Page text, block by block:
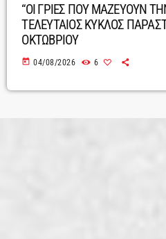
“ΟΙ ΓΡΙΕΣ ΠΟΥ ΜΑΖΕΥΟΥΝ
ΤΕΛΕΥΤΑΙΟΣ ΚΥΚΛΟΣ
ΟΚΤΩΒΡΙΟΥ
today 04/08/2026 6